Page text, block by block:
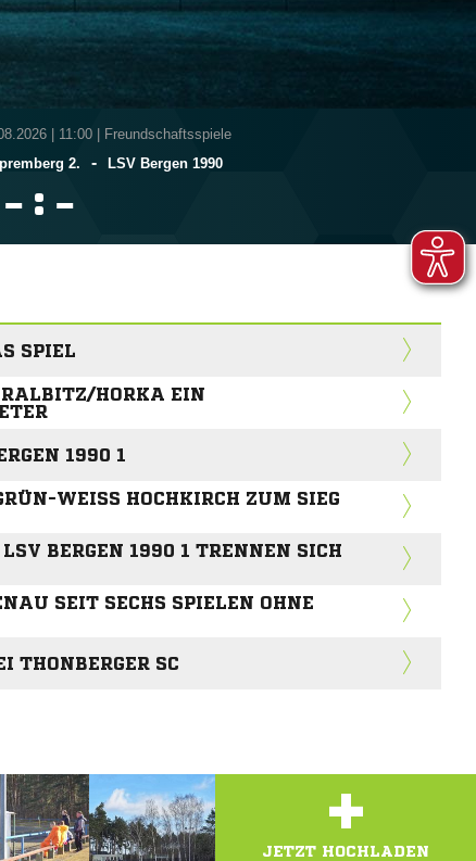
11:00 | Freundschaftsspiele
2.
- LSV Bergen 1990
 : 
SPIEL
HORKA EIN
1990 1
WEISS HOCHKIRCH ZUM SIEG BE
BERGEN 1990 1 TRENNEN SICH
SEIT SECHS SPIELEN OHNE S
THONBERGER SC
+
JETZT HOCHLADEN